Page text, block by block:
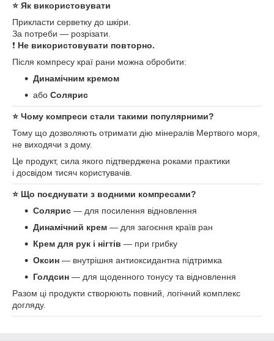
⭐ Як використовувати
Прикласти серветку до шкіри.
За потреби — розрізати.
❗ Не використовувати повторно.
Після компресу краї рани можна обробити:
Динамічним кремом
або Солярис
⭐ Чому компреси стали такими популярними?
Тому що дозволяють отримати дію мінералів Мертвого моря,
не виходячи з дому.
Це продукт, сила якого підтверджена роками практики
і досвідом тисяч користувачів.
⭐ Що поєднувати з водними компресами?
Солярис — для посилення відновлення
Динамічний крем — для загоєння країв ран
Крем для рук і нігтів — при грибку
Оксин — внутрішня антиоксидантна підтримка
Голдсин — для щоденного тонусу та відновлення
Разом ці продукти створюють повний, логічний комплекс
догляду.